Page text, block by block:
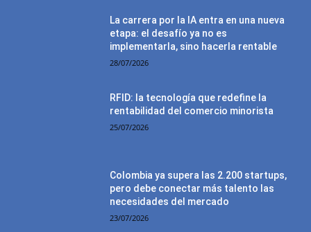
La carrera por la IA entra en una nueva
etapa: el desafío ya no es
implementarla, sino hacerla rentable
28/07/2026
RFID: la tecnología que redefine la
rentabilidad del comercio minorista
25/07/2026
Colombia ya supera las 2.200 startups,
pero debe conectar más talento las
necesidades del mercado
23/07/2026